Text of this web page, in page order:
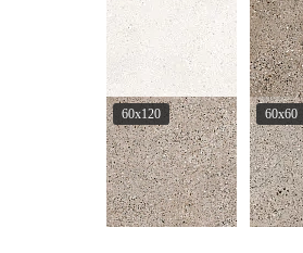
60x120 60x60